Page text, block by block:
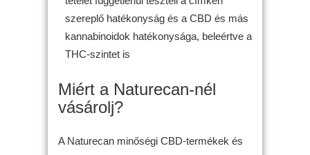
szereplő hatékonyság és a CBD és más
kannabinoidok hatékonysága, beleértve a
THC-szintet is
Miért a Naturecan-nél
vásárolj?
A Naturecan minőségi CBD-termékek és